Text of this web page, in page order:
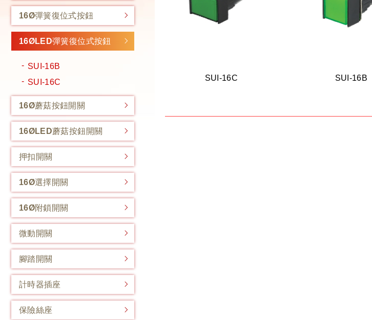
16Ø彈簧復位式按鈕
16ØLED彈簧復位式按鈕
SUI-16B
SUI-16C
16Ø蘑菇按鈕開關
16ØLED蘑菇按鈕開關
押扣開關
16Ø選擇開關
16Ø附鎖開關
微動開關
腳踏開關
計時器插座
保險絲座
SUI-16C SUI-16B